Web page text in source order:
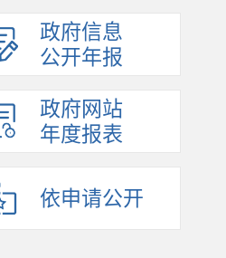
政府信息
公开年报
政府网站
年度报表
依申请公开